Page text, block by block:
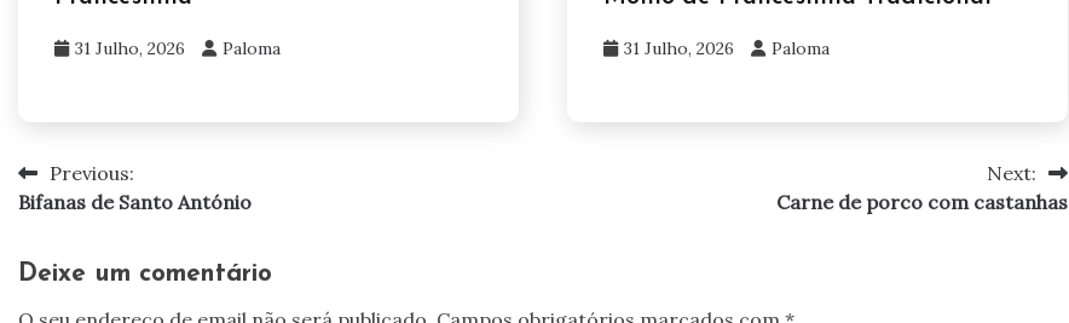
31 Julho, 2026 Paloma 31 Julho, 2026 Paloma
Navegação
artigos
Previous:
Bifanas de Santo António
Next:
Carne de porco com castanhas
Deixe um comentário